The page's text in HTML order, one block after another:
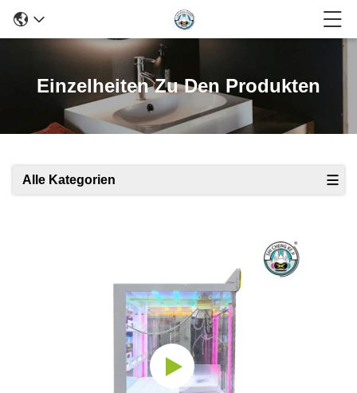
Einzelheiten Zu Den Produkten
Alle Kategorien